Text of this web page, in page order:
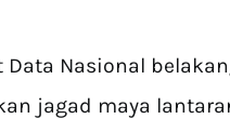
Data Nasional
jagad maya